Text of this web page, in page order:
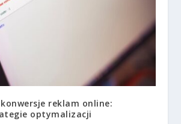
reklam online:
optymalizacji